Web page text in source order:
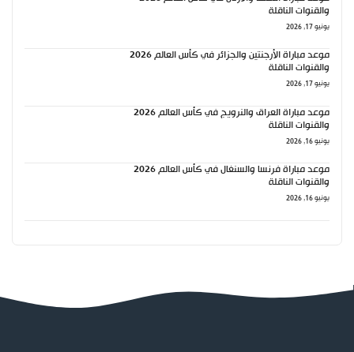
والقنوات الناقلة
يونيو 17, 2026
موعد مباراة الأرجنتين والجزائر في كأس العالم 2026
والقنوات الناقلة
يونيو 17, 2026
موعد مباراة العراق والنرويج في كأس العالم 2026
والقنوات الناقلة
يونيو 16, 2026
موعد مباراة فرنسا والسنغال في كأس العالم 2026
والقنوات الناقلة
يونيو 16, 2026